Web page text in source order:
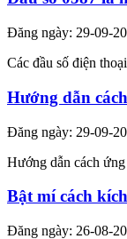
Đăng ngày: 29-09-
Các đầu số điện
Hướng dẫn
Đăng ngày: 29-09-
Hướng dẫn cách
Bật mí cách
Đăng ngày: 26-08-